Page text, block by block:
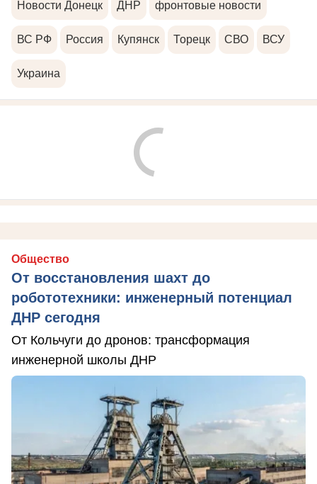
Новости Донецк ДНР фронтовые новости
ВС РФ Россия Купянск Торецк СВО ВСУ
Украина
Общество
От восстановления шахт до
робототехники: инженерный потенциал
ДНР сегодня
От Кольчуги до дронов: трансформация
инженерной школы ДНР